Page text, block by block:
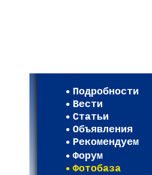
Подробности
Вести
Статьи
Объявления
Рекомендуем
Форум
Фотобаза